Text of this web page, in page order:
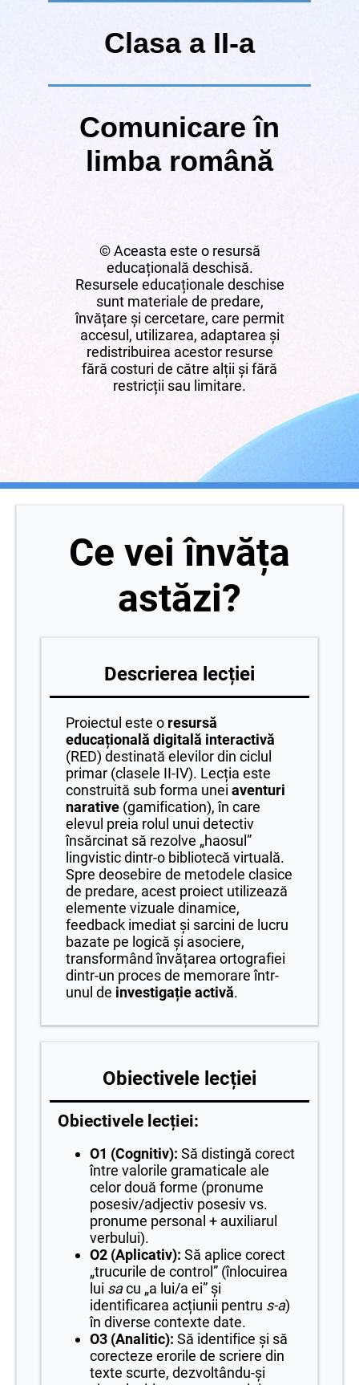
Clasa a II-a
Comunicare în
limba română
© Aceasta este o resursă
educațională deschisă.
Resursele educaționale deschise
sunt materiale de predare,
învățare și cercetare, care permit
accesul, utilizarea, adaptarea și
redistribuirea acestor resurse
fără costuri de către alții și fără
restricții sau limitare.
Ce vei învăța
astăzi?
Descrierea lecției
Proiectul este o resursă
educațională digitală interactivă
(RED) destinată elevilor din ciclul
primar (clasele II-IV). Lecția este
construită sub forma unei aventuri
narative (gamification), în care
elevul preia rolul unui detectiv
însărcinat să rezolve „haosul”
lingvistic dintr-o bibliotecă virtuală.
Spre deosebire de metodele clasice
de predare, acest proiect utilizează
elemente vizuale dinamice,
feedback imediat și sarcini de lucru
bazate pe logică și asociere,
transformând învățarea ortografiei
dintr-un proces de memorare într-
unul de investigație activă.
Obiectivele lecției
Obiectivele lecției:
O1 (Cognitiv): Să distingă corect
între valorile gramaticale ale
celor două forme (pronume
posesiv/adjectiv posesiv vs.
pronume personal + auxiliarul
verbului).
O2 (Aplicativ): Să aplice corect
„trucurile de control” (înlocuirea
lui sacu „a lui/a ei” și
identificarea acțiunii pentru s-a)
în diverse contexte date.
O3 (Analitic): Să identifice și să
corecteze erorile de scriere din
texte scurte, dezvoltându-și